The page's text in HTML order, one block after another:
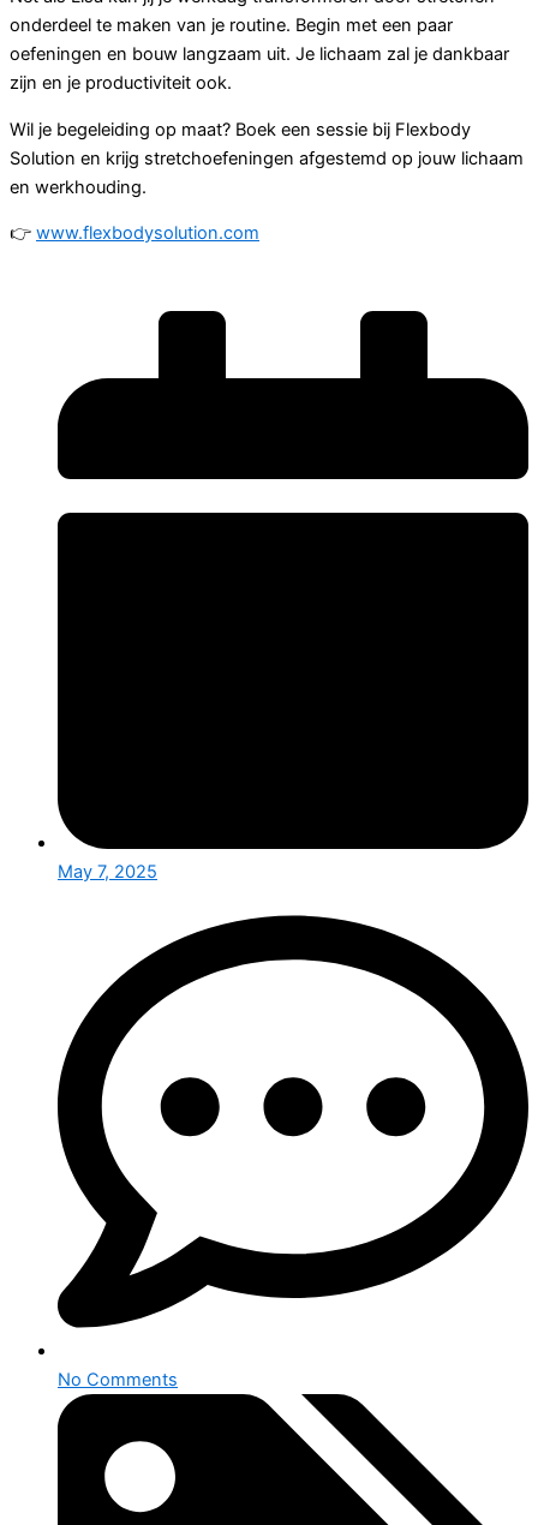
onderdeel te maken van je routine. Begin met een paar
oefeningen en bouw langzaam uit. Je lichaam zal je dankbaar
zijn en je productiviteit ook.
Wil je begeleiding op maat? Boek een sessie bij Flexbody
Solution en krijg stretchoefeningen afgestemd op jouw lichaam
en werkhouding.
👉 www.flexbodysolution.com
May 7, 2025
No Comments